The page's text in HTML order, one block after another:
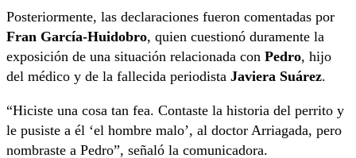
Posteriormente, las declaraciones fueron comentadas por
Fran García-Huidobro, quien cuestionó duramente la
exposición de una situación relacionada con Pedro, hijo
del médico y de la fallecida periodista Javiera Suárez.
“Hiciste una cosa tan fea. Contaste la historia del perrito y
le pusiste a él ‘el hombre malo’, al doctor Arriagada, pero
nombraste a Pedro”, señaló la comunicadora.